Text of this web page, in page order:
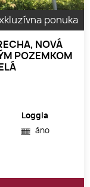
ponuka
NOVÁ
POZEMKOM
Loggia
áno